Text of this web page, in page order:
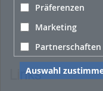
Präferenzen
Marketing
Partnerschaften
Auswahl
Links